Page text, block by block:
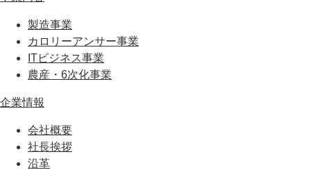
製造事業
カロリーアンサー事業
ITビジネス事業
農産・6次化事業
企業情報
会社概要
社長挨拶
沿革